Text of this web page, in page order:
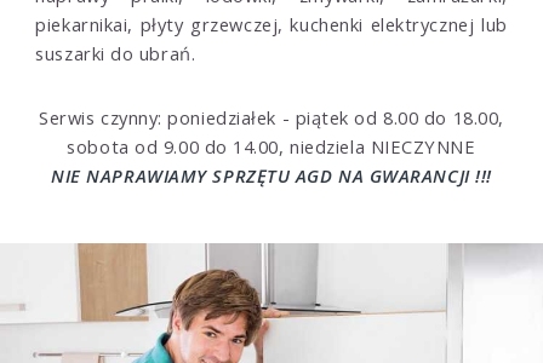
piekarnikai, płyty grzewczej, kuchenki elektrycznej lub
suszarki do ubrań.
Serwis czynny: poniedziałek - piątek od 8.00 do 18.00,
sobota od 9.00 do 14.00, niedziela NIECZYNNE
NIE NAPRAWIAMY SPRZĘTU AGD NA GWARANCJI !!!